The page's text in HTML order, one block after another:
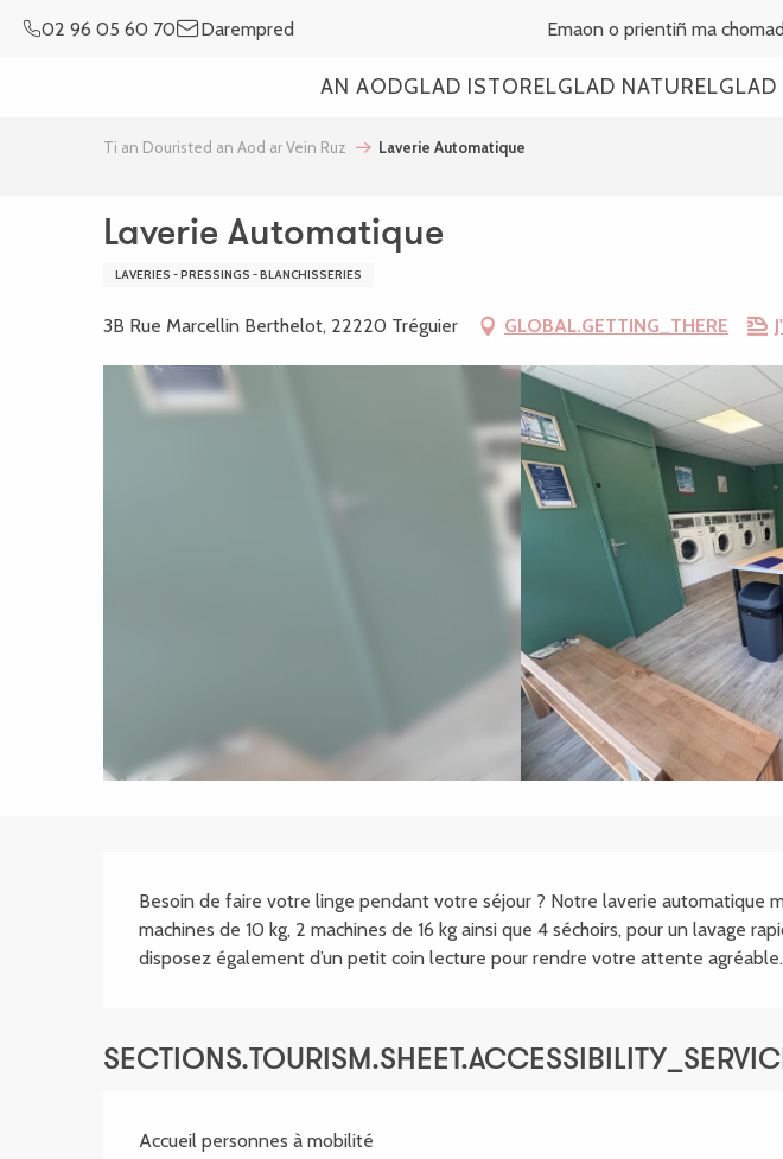
02 96 05 60 70 Darempred Emaon o prientiñ ma
AN AODGLAD ISTORELGLAD NATURELGLAD
Ti an Douristed an Aod ar Vein Ruz Laverie Automatique
Laverie Automatique
LAVERIES - PRESSINGS - BLANCHISSERIES
3B Rue Marcellin Berthelot, 22220 Tréguier GLOBAL.GETTING_THERE
Besoin de faire votre linge pendant votre séjour ? Notre laverie automatique
machines de 10 kg, 2 machines de 16 kg ainsi que 4 séchoirs, pour un lavage
disposez également d’un petit coin lecture pour rendre votre attente agréable.
Accueil personnes à mobilité